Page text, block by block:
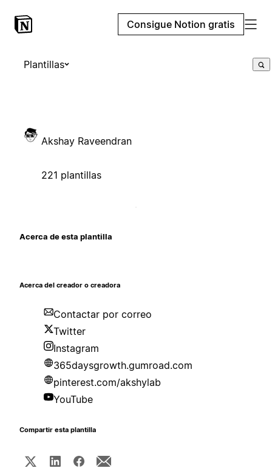
Consigue Notion gratis
Plantillas
Akshay Raveendran
221 plantillas
Acerca de esta plantilla
Acerca del creador o creadora
Contactar por correo
Twitter
Instagram
365daysgrowth.gumroad.com
pinterest.com/akshylab
YouTube
Compartir esta plantilla